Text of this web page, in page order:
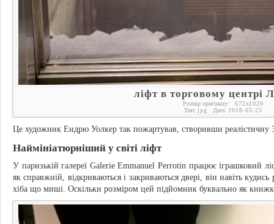
ліфт в торговому центрі
Розмір оригіналу: 672x1020
Тип: jpg Дата: 2018-05-25
Це художник Ендрю Уолкер так пожартував, створивши реалістичну
Наймініатюрніший у світі ліфт
У паризькій галереї Galerie Emmanuel Perrotin працює іграшковий
як справжній, відкриваються і закриваються двері, він навіть
хіба що миші. Оскільки розміром цей підйомник буквально як